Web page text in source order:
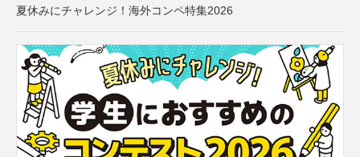
夏休みにチャレンジ！海外コンペ特集2026